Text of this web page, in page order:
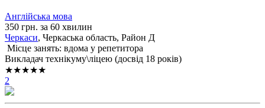
Англійська мова
350 грн. за 60 хвилин
Черкаси, Черкаська область, Район Д
Місце занять: вдома у репетитора
Викладач технікуму\ліцею (досвід 18 років)
★★★★★
2